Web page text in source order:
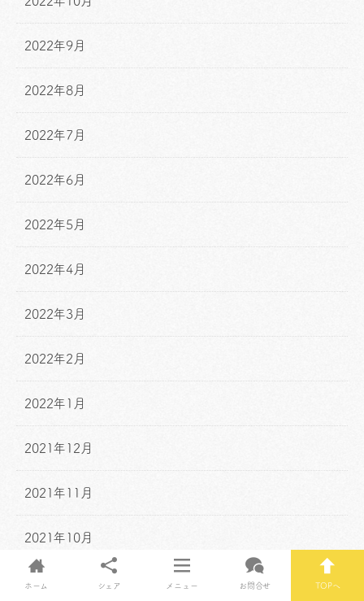
2022年9月
2022年8月
2022年7月
2022年6月
2022年5月
2022年4月
2022年3月
2022年2月
2022年1月
2021年12月
2021年11月
2021年10月
2021年9月
ホーム シェア メニュー お問合せ TOPへ